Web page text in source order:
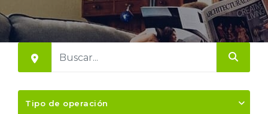
Tipo de operación